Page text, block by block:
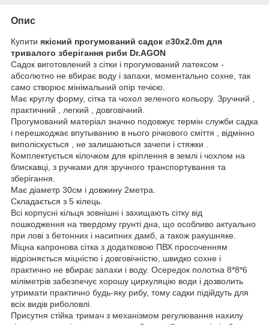
Опис
Купити якісний прогумований садок ø30х2.0m для
тривалого зберігання риби Dr.AGON
Садок виготовлений з сітки і прогумований латексом -
абсолютно не вбирає воду і запахи, моментально сохне, так
само створює мінімальний опір течією.
Має круглу форму, сітка та чохол зеленого кольору. Зручний ,
практичний , легкий , довговічний.
Прогумований матеріал значно подовжує термін служби садка
і перешкоджає впутыванию в нього річкового сміття , відмінно
виполіскується , не залишаються зачепи і стяжки .
Комплектується кілочком для кріплення в землі і чохлом на
блискавці, з ручками для зручного транспортування та
зберігання.
Має діаметр 30см і довжину 2метра.
Складається з 5 кілець.
Всі корпусні кільця зовнішні і захищають сітку від
пошкодження на твердому грунті дна, що особливо актуально
при лові з бетонних і насипних дамб, а також ракушняке.
Міцна капронова сітка з додатковою ПВХ просоченням
відрізняється міцністю і довговічністю, швидко сохне і
практично не вбирає запахи і воду. Осередок полотна 8*8*6
міліметрів забезпечує хорошу циркуляцію води і дозволить
утримати практично будь-яку рибу, тому садки підійдуть для
всіх видів риболовлі.
Присутня стійка тримач з механізмом регулювання нахилу